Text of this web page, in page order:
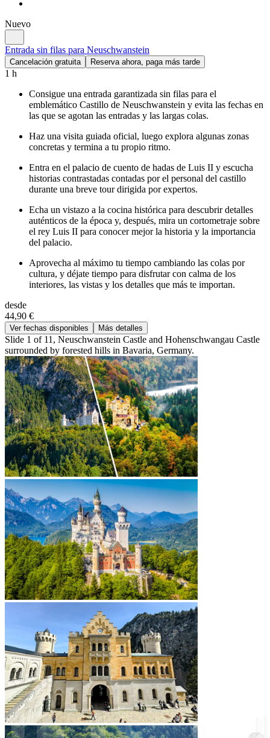
Nuevo
Entrada sin filas para Neuschwanstein
Cancelación gratuita Reserva ahora, paga más tarde
1 h
Consigue una entrada garantizada sin filas para el
emblemático Castillo de Neuschwanstein y evita las fechas en
las que se agotan las entradas y las largas colas.
Haz una visita guiada oficial, luego explora algunas zonas
concretas y termina a tu propio ritmo.
Entra en el palacio de cuento de hadas de Luis II y escucha
historias contrastadas contadas por el personal del castillo
durante una breve tour dirigida por expertos.
Echa un vistazo a la cocina histórica para descubrir detalles
auténticos de la época y, después, mira un cortometraje sobre
el rey Luis II para conocer mejor la historia y la importancia
del palacio.
Aprovecha al máximo tu tiempo cambiando las colas por
cultura, y déjate tiempo para disfrutar con calma de los
interiores, las vistas y los detalles que más te importan.
desde
44,90 €
Ver fechas disponibles Más detalles
Slide 1 of 11, Neuschwanstein Castle and Hohenschwangau Castle
surrounded by forested hills in Bavaria, Germany.